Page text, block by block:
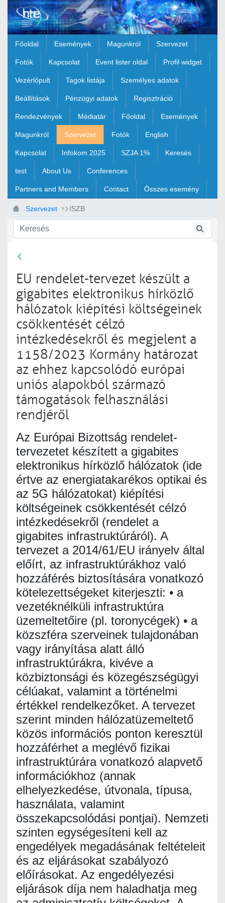
Ugrás a fő tartalomhoz
Főoldal Események Magunkról Szervezet
Fotók Kapcsolat Event lister oldal Profil widget
Vezérlőpult Tagok listája Személyes adatok
Beállítások Pénzügyi adatok Regisztráció
Rendezvények Médiatár Főoldal Események
Magunkról Szervezet Fotók English
Kapcsolat Infokom 2025 SZJA 1% Keresés
test About Us Conferences
Partners and Members Contact Összes esemény
Szervezet ISZB
EU rendelet-tervezet készült a
gigabites elektronikus hírközlő
hálózatok kiépítési költségeinek
csökkentését célzó
intézkedésekről és megjelent a
1158/2023 Kormány határozat
az ehhez kapcsolódó európai
uniós alapokból származó
támogatások felhasználási
rendjéről
Az Európai Bizottság rendelet-
tervezetet készített a gigabites
elektronikus hírközlő hálózatok (ide
értve az energiatakarékos optikai és
az 5G hálózatokat) kiépítési
költségeinek csökkentését célzó
intézkedésekről (rendelet a
gigabites infrastruktúráról). A
tervezet a 2014/61/EU irányelv által
előírt, az infrastruktúrákhoz való
hozzáférés biztosítására vonatkozó
kötelezettségeket kiterjeszti: • a
vezetéknélküli infrastruktúra
üzemeltetőire (pl. toronycégek) • a
közszféra szerveinek tulajdonában
vagy irányítása alatt álló
infrastruktúrákra, kivéve a
közbiztonsági és közegészségügyi
célúakat, valamint a történelmi
értékkel rendelkezőket. A tervezet
szerint minden hálózatüzemeltető
közös információs ponton keresztül
hozzáférhet a meglévő fizikai
infrastruktúrára vonatkozó alapvető
információkhoz (annak
elhelyezkedése, útvonala, típusa,
használata, valamint
összekapcsolódási pontjai). Nemzeti
szinten egységesíteni kell az
engedélyek megadásának feltételeit
és az eljárásokat szabályozó
előírásokat. Az engedélyezési
eljárások díja nem haladhatja meg